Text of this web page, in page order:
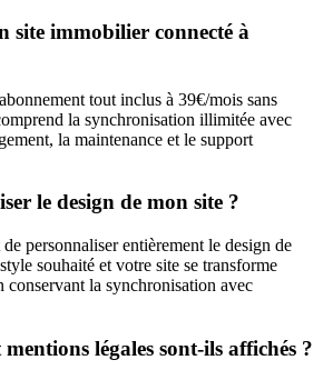
site immobilier connecté à
tout inclus à 39€/mois sans
la synchronisation illimitée avec
la maintenance et le support
le design de mon site ?
personnaliser entièrement le design de
souhaité et votre site se transforme
conservant la synchronisation avec
légales sont-ils affichés ?